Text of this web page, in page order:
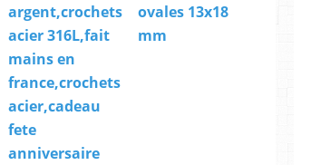
argent,crochets
acier 316L,fait
mains en
france,crochets
acier,cadeau
fete
anniversaire
ovales 13x18
mm